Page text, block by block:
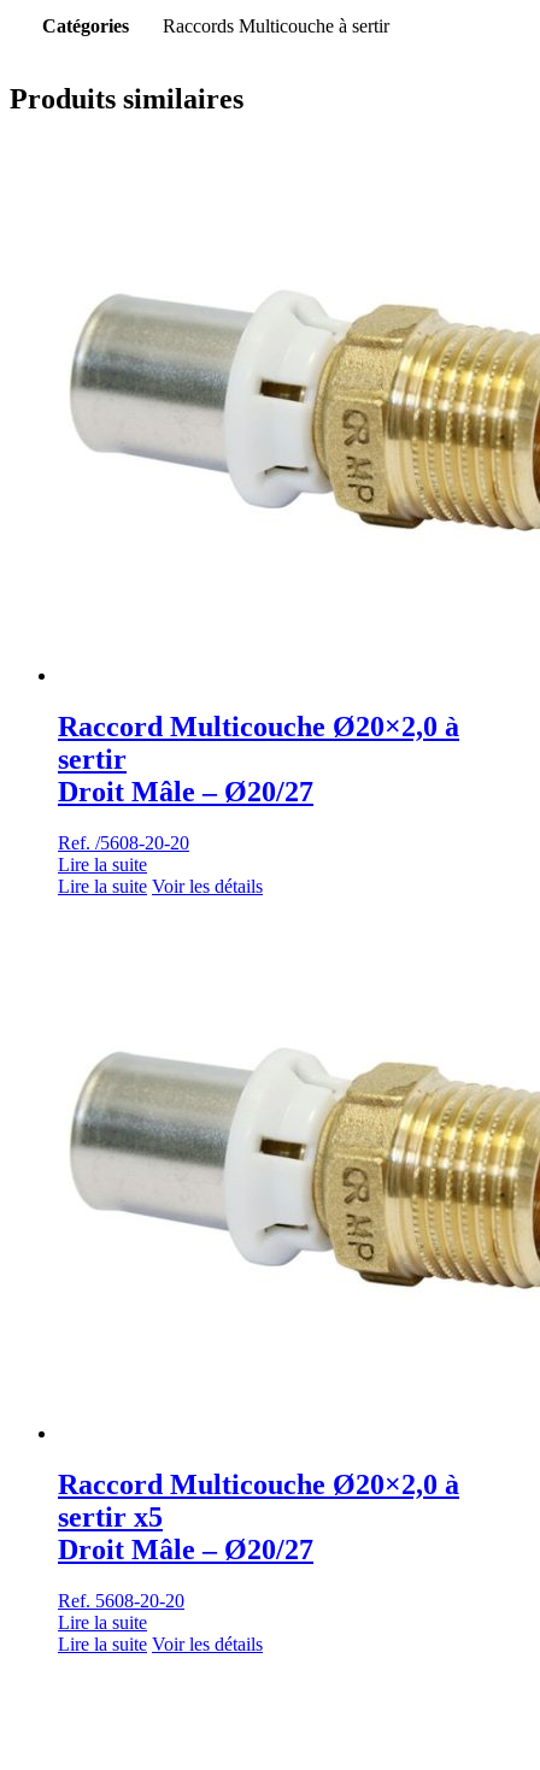
Catégories Raccords Multicouche à sertir
Produits similaires
Raccord Multicouche Ø20×2,0 à
sertir
Droit Mâle – Ø20/27
Ref. /5608-20-20
Lire la suite
Lire la suite Voir les détails
Raccord Multicouche Ø20×2,0 à
sertir x5
Droit Mâle – Ø20/27
Ref. 5608-20-20
Lire la suite
Lire la suite Voir les détails